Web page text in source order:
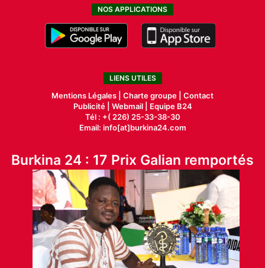
NOS APPLICATIONS
LIENS UTILES
Mentions Légales | Charte groupe | Contact
Publicité| Webmail |
Equipe B24
Tél : +( 226) 25-33-38-30
Email: info[at]burkina24.com
Burkina 24 : 17 Prix Galian remportés